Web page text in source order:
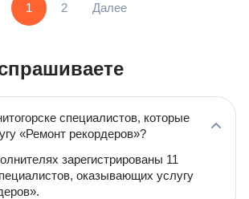
1 2 Далее
специалистов, которые
«Ремонт рекордеров»?
зарегистрированы 11
оказывающих услугу